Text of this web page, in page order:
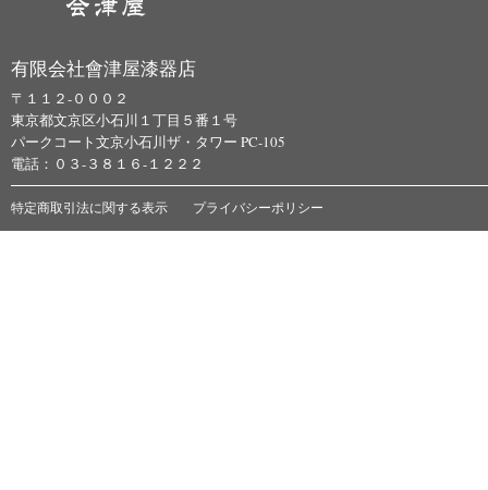
有限会社會津屋漆器店
〒１１２-０００２
東京都文京区小石川１丁目５番１号
パークコート文京小石川ザ・タワー PC-105
電話：０３-３８１６-１２２２
特定商取引法に関する表示 プライバシーポリシー